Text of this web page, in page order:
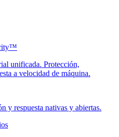
unificada. Protección,
a velocidad de máquina.
y respuesta nativas y abiertas.